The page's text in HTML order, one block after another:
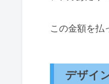
この金額を払
デザイ